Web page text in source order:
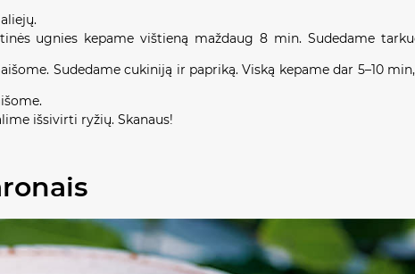
ugnies kepame vištieną maždaug 8 min. Sudedame
Sudedame cukiniją ir papriką. Viską kepame dar 5–10
išsivirti ryžių. Skanaus!